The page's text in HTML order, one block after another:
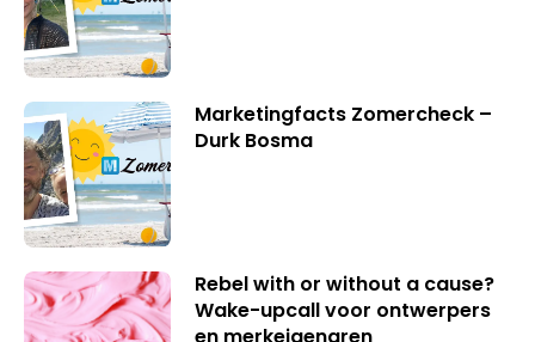
Marketingfacts Zomercheck –
Durk Bosma
Rebel with or without a cause?
Wake-upcall voor ontwerpers